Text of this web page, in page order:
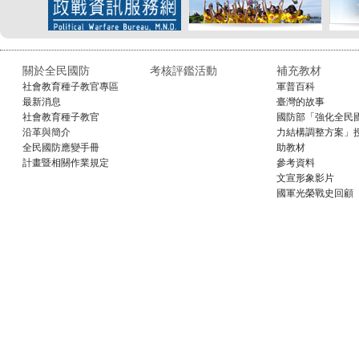
關於全民國防
社會教育種子教官專區
最新消息
社會教育種子教官
沿革與簡介
全民國防應變手冊
計畫暨相關作業規定
考核評鑑活動 補充教材
軍普百科
臺灣的故事
國防部「強化全民
力結構調整方案」
助教材
參考資料
文宣形象影片
國軍光榮戰史回顧